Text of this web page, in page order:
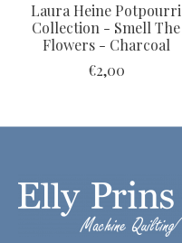
Laura Heine Potpourri
Collection - Smell The
Flowers - Charcoal
€2,00